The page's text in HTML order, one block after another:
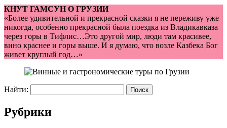
КНУТ ГАМСУН О ГРУЗИИ
«Более удивительной и прекрасной сказки я не переживу уже
никогда, особенно прекрасной была поездка из Владикавказа
через горы в Тифлис…Это другой мир, люди там красивее,
вино краснее и горы выше. И я думаю, что возле Казбека Бог
живет круглый год…»
Найти:
Рубрики